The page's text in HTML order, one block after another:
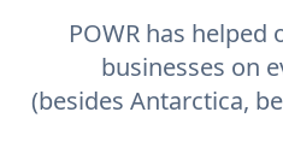
POWR has
businesses on
(besides Antarctica,